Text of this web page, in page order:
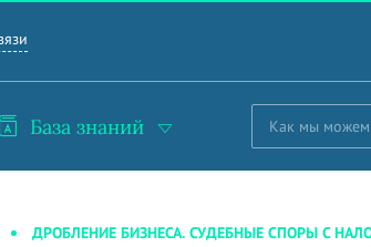
База знаний
ДРОБЛЕНИЕ БИЗНЕСА. СУДЕБНЫЕ СПОРЫ С